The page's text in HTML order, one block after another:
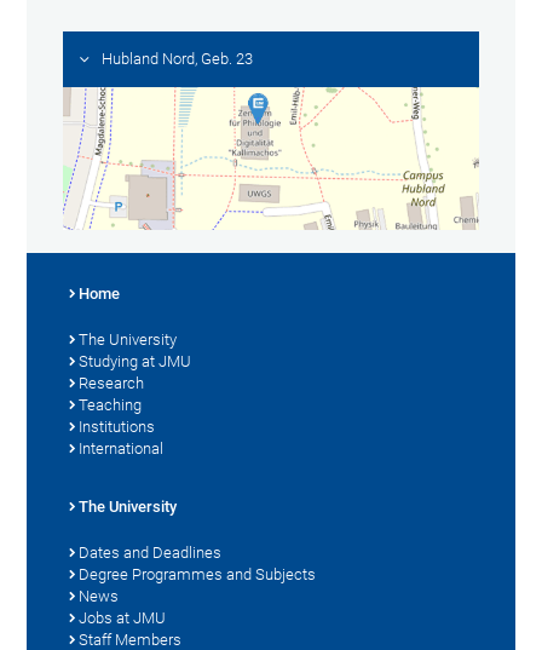
Hubland Nord, Geb. 23
Home
The University
Studying at JMU
Research
Teaching
Institutions
International
The University
Dates and Deadlines
Degree Programmes and Subjects
News
Jobs at JMU
Staff Members